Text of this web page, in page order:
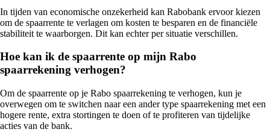
In tijden van economische onzekerheid kan Rabobank ervoor kiezen
om de spaarrente te verlagen om kosten te besparen en de financiële
stabiliteit te waarborgen. Dit kan echter per situatie verschillen.
Hoe kan ik de spaarrente op mijn Rabo
spaarrekening verhogen?
Om de spaarrente op je Rabo spaarrekening te verhogen, kun je
overwegen om te switchen naar een ander type spaarrekening met een
hogere rente, extra stortingen te doen of te profiteren van tijdelijke
acties van de bank.